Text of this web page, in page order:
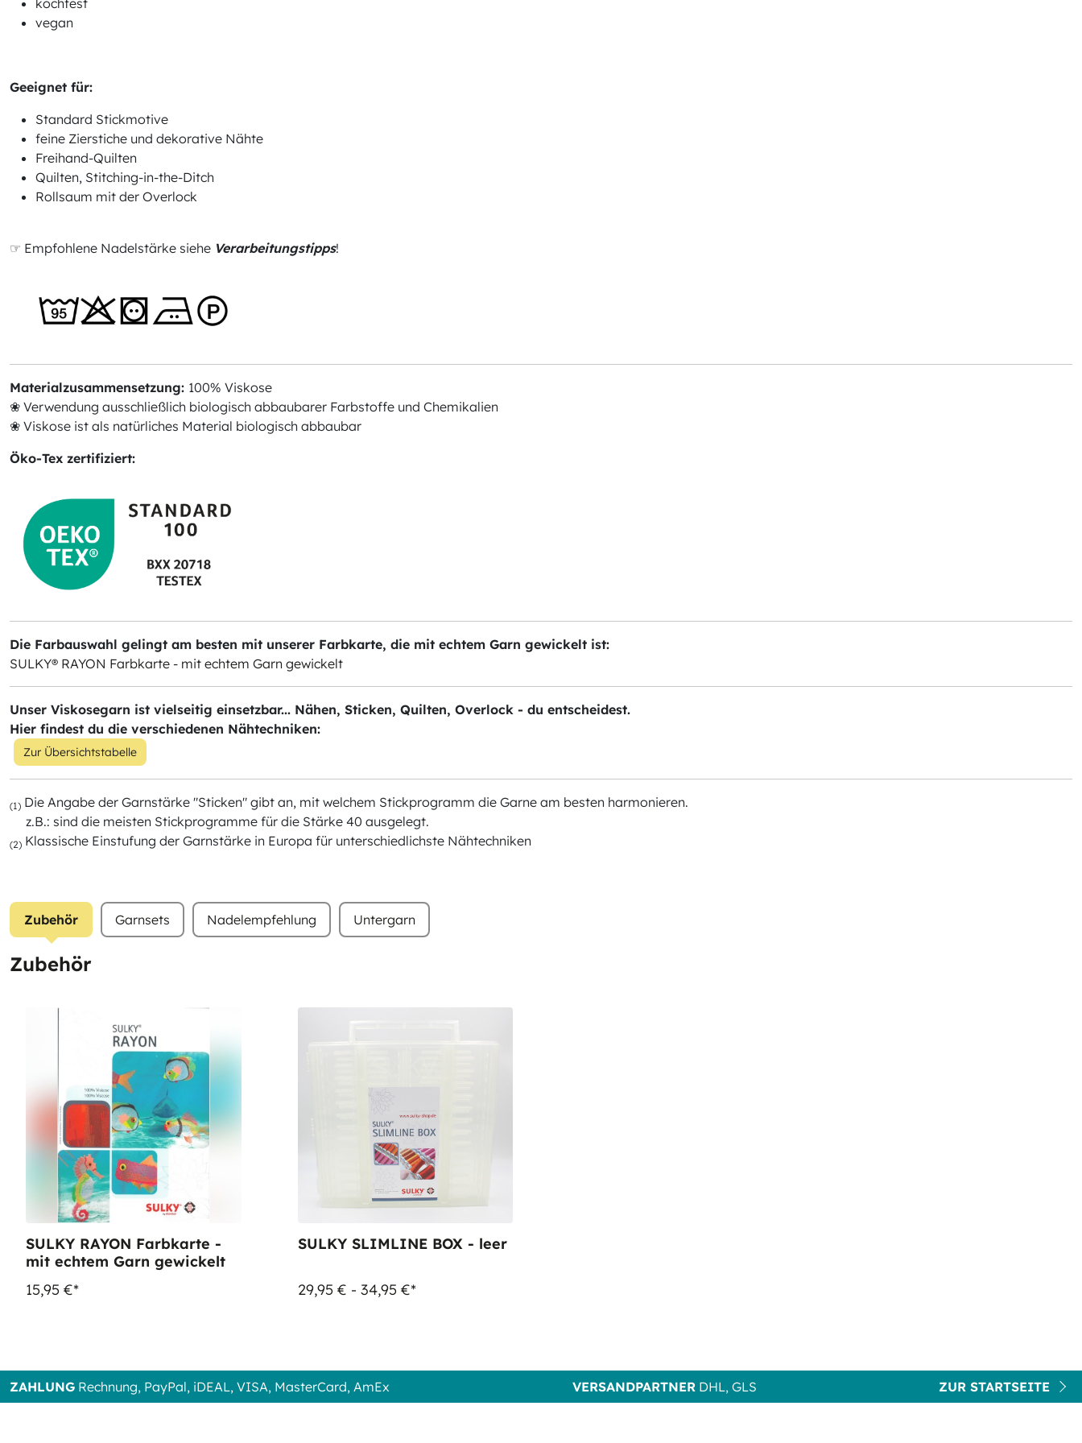
kochfest
vegan
Geeignet für:
Standard Stickmotive
feine Zierstiche und dekorative Nähte
Freihand-Quilten
Quilten, Stitching-in-the-Ditch
Rollsaum mit der Overlock
☞ Empfohlene Nadelstärke siehe Verarbeitungstipps!
Materialzusammensetzung: 100% Viskose
❀ Verwendung ausschließlich biologisch abbaubarer Farbstoffe und Chemikalien
❀ Viskose ist als natürliches Material biologisch abbaubar
Öko-Tex zertifiziert:
Die Farbauswahl gelingt am besten mit unserer Farbkarte, die mit echtem Garn gewickelt ist:
SULKY® RAYON Farbkarte - mit echtem Garn gewickelt
Unser Viskosegarn ist vielseitig einsetzbar... Nähen, Sticken, Quilten, Overlock - du entscheidest.
Hier findest du die verschiedenen Nähtechniken:
Zur Übersichtstabelle
(1) Die Angabe der Garnstärke "Sticken" gibt an, mit welchem Stickprogramm die Garne am besten harmonieren.
z.B.: sind die meisten Stickprogramme für die Stärke 40 ausgelegt.
(2) Klassische Einstufung der Garnstärke in Europa für unterschiedlichste Nähtechniken
Zubehör Garnsets Nadelempfehlung Untergarn
Zubehör
SULKY RAYON Farbkarte -
mit echtem Garn gewickelt
15,95 €*
SULKY SLIMLINE BOX - leer
29,95 € - 34,95 €*
ZAHLUNG Rechnung, PayPal, iDEAL, VISA, MasterCard, AmEx VERSANDPARTNER DHL, GLS ZUR STARTSEITE